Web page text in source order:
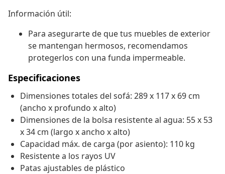
Información útil:
Para asegurarte de que tus muebles de exterior
se mantengan hermosos, recomendamos
protegerlos con una funda impermeable.
Especificaciones
Dimensiones totales del sofá: 289 x 117 x 69 cm
(ancho x profundo x alto)
Dimensiones de la bolsa resistente al agua: 55 x 53
x 34 cm (largo x ancho x alto)
Capacidad máx. de carga (por asiento): 110 kg
Resistente a los rayos UV
Patas ajustables de plástico